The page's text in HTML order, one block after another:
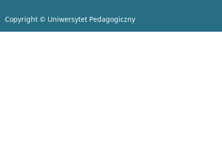
Copyright © Uniwersytet Pedagogiczny